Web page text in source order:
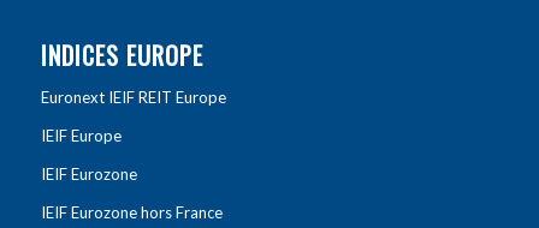
INDICES EUROPE
Euronext IEIF REIT Europe
IEIF Europe
IEIF Eurozone
IEIF Eurozone hors France